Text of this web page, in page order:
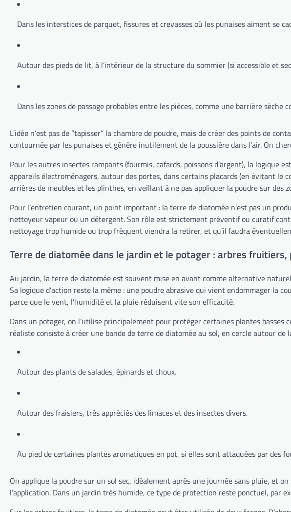
Dans les interstices de parquet, fissures et crevasses où les punaises aiment se
Autour des pieds de lit, à l’intérieur de la structure du sommier (si accessible et
Dans les zones de passage probables entre les pièces, comme une barrière sèche
L’idée n’est pas de “tapisser” la chambre de poudre, mais de créer des points de
contournée par les punaises et génère inutilement de la poussière dans l’air. On
Pour les autres insectes rampants (fourmis, cafards, poissons d’argent), la logique
appareils électroménagers, autour des portes, dans certains placards (en évitant le
arrières de meubles et les plinthes, en veillant à ne pas appliquer la poudre sur des
Pour l’entretien courant, un point important : la terre de diatomée n’est pas un
nettoyeur vapeur ou un détergent. Son rôle est strictement préventif ou curatif
nettoyage trop humide ou trop fréquent viendra la retirer, et qu’il faudra
Terre de diatomée dans le jardin et le potager : arbres
Au jardin, la terre de diatomée est souvent mise en avant comme alternative
Sa logique d’action reste la même : une poudre abrasive qui vient endommager la
parce que le vent, l’humidité et la pluie réduisent vite son efficacité.
Dans un potager, on l’utilise principalement pour protéger certaines plantes
réaliste consiste à créer une bande de terre de diatomée au sol, en cercle autour de
Autour des plants de salades, épinards et choux.
Autour des fraisiers, très appréciés des limaces et des insectes divers.
Au pied de certaines plantes aromatiques en pot, si elles sont attaquées par des
On applique la poudre sur un sol sec, idéalement après une journée sans pluie, et
l’application. Dans un jardin très humide, ce type de protection reste ponctuel, par